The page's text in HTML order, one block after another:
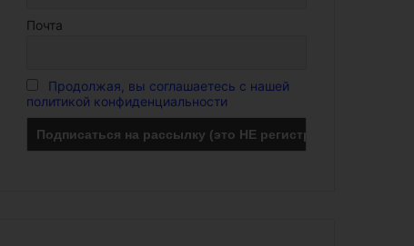
Почта
Продолжая, вы соглашаетесь с нашей
политикой конфиденциальности